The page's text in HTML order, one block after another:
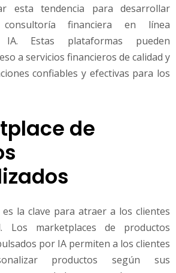
esta tendencia para desarrollar
financiera en línea
Estas plataformas pueden
a servicios financieros de calidad y
confiables y efectivas para los
de
la clave para atraer a los clientes
marketplaces de productos
por IA permiten a los clientes
productos según sus